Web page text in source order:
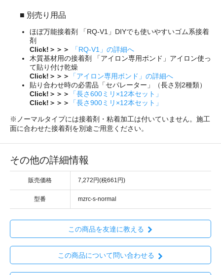
■ 別売り用品
ほぼ万能接着剤 「RQ-V1」DIYでも使いやすいゴム系接着
剤
Click!＞＞＞
「RQ-V1」の詳細へ
木質基材用の接着剤 「アイロン専用ボンド」アイロン使っ
て貼り付け乾燥
Click!＞＞＞
「アイロン専用ボンド」の詳細へ
貼り合わせ時の必需品「セパレーター」（長さ別2種類）
Click!＞＞＞
「長さ600ミリ×12本セット」
Click!＞＞＞
「長さ900ミリ×12本セット」
※ノーマルタイプには接着剤・粘着加工は付いていません。施工
面に合わせた接着剤を別途ご用意ください。
その他の詳細情報
販売価格 7,272円(税661円)
型番 mzrc-s-normal
この商品を友達に教える
この商品について問い合わせる